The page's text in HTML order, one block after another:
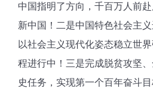
中国指明了方向，千百万人前
新中国！二是中国特色社会主
以社会主义现代化姿态稳立世
程进行中！三是完成脱贫攻坚
史任务，实现第一个百年奋斗